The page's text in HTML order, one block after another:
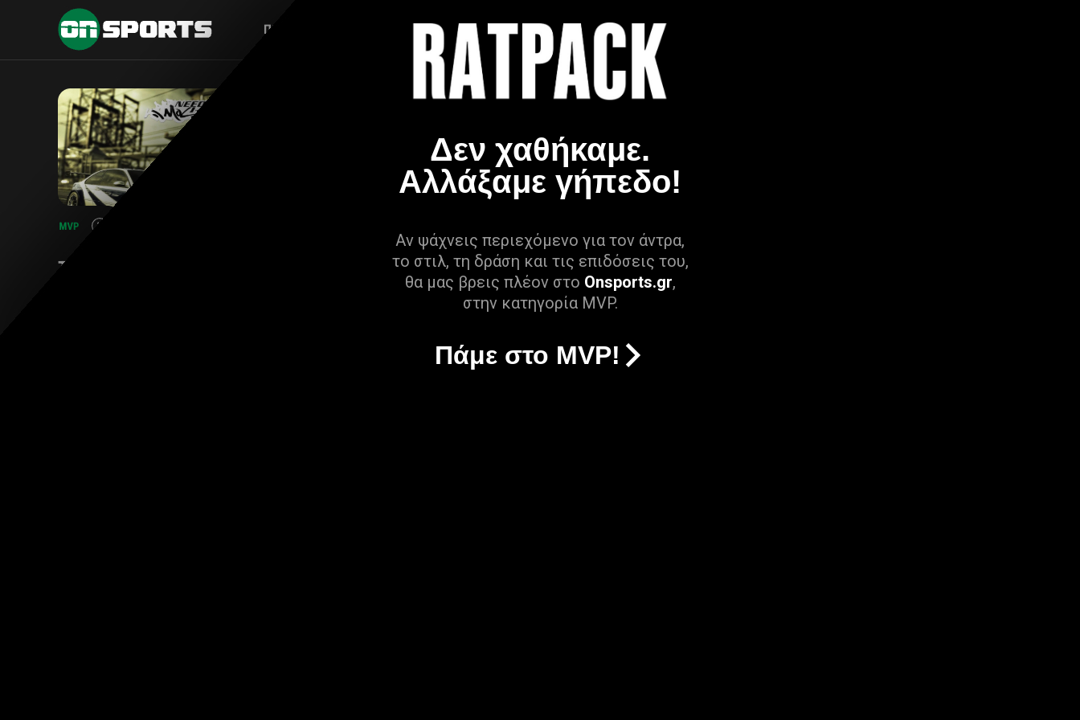
Δεν χαθήκαμε.
Αλλάξαμε γήπεδο!
Αν ψάχνεις περιεχόμενο για τον άντρα,
το στιλ, τη δράση και τις επιδόσεις του,
θα μας βρεις πλέον στο Onsports.gr,
στην κατηγορία MVP.
Πάμε στο MVP!